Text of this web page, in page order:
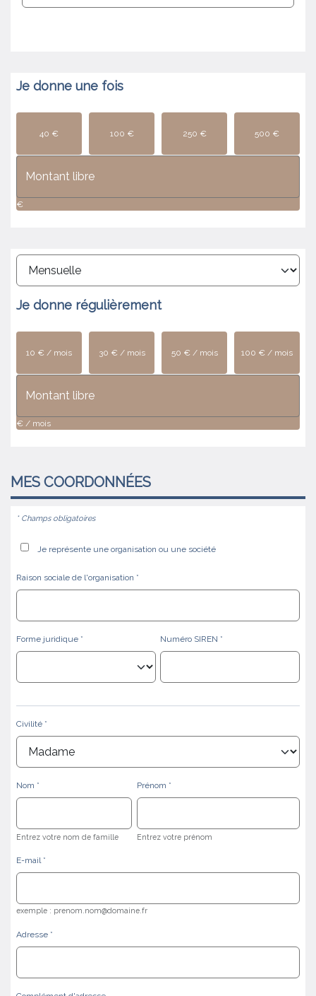
Je donne une fois
40 € 100 € 250 € 500 €
€
Je donne régulièrement
10 € / mois 30 € / mois 50 € / mois 100 € / mois
€ / mois
MES COORDONNÉES
* Champs obligatoires
Je représente une organisation ou une société
Raison sociale de l'organisation
Forme juridique Numéro SIREN
Civilité
Nom
Entrez votre nom de famille
Prénom
Entrez votre prénom
E-mail
exemple : prenom.nom@domaine.fr
Adresse